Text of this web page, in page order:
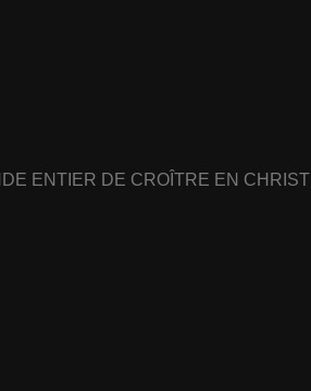
ENTIER DE CROÎTRE EN CHRIST